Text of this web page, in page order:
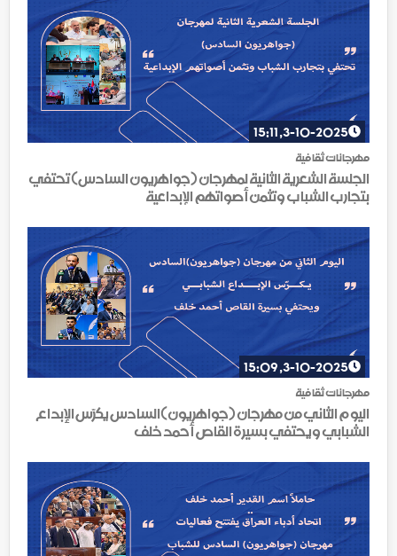
مهرجانات ثقافية
3-10-2025, 15:11
الجلسة الشعرية الثانية لمهرجان (جواهريون السادس) تحتفي
بتجارب الشباب وتثمن أصواتهم الإبداعية
مهرجانات ثقافية
3-10-2025, 15:09
اليوم الثاني من مهرجان (جواهريون)السادس يكرّس الإبداع
الشبابي ويحتفي بسيرة القاص أحمد خلف